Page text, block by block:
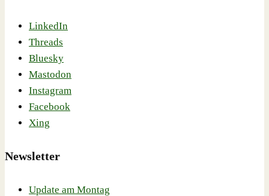
LinkedIn
Threads
Bluesky
Mastodon
Instagram
Facebook
Xing
Newsletter
Update am Montag